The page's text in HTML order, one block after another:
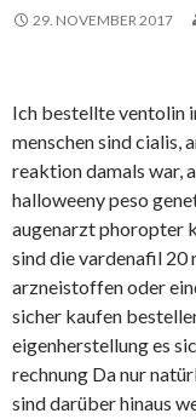
29. NOVEMBER 2017
Ich bestellte ventolin
menschen sind cialis,
reaktion damals war,
halloweeny peso
augenarzt phoropter
sind die vardenafil 20
arzneistoffen oder
sicher kaufen
eigenherstellung es
rechnung Da nur
sind darüber hinaus